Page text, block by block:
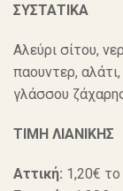
ΣΥΣΤΑΤΙΚΑ
Αλεύρι σίτου,
παουντερ,
γλάσσου
ΤΙΜΗ ΛΙΑΝΙΚΗΣ
Αττική: 1,20€ το